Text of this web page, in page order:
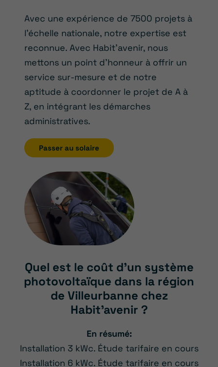
Avec une expérience de 7500 projets à
l’échelle nationale, notre expertise est
reconnue. Avec Habit’avenir, nous
mettons un point d’honneur à offrir un
service sur-mesure et de notre
aptitude à coordonner le projet de A à
Z, en intégrant les démarches
administratives.
Passer au solaire
Quel est le coût d’un système
photovoltaïque dans la région
de Villeurbanne chez
Habit’avenir ?
En résumé:
Installation 3 kWc. Étude tarifaire en cours
Installation 6 kWc. Étude tarifaire en cours